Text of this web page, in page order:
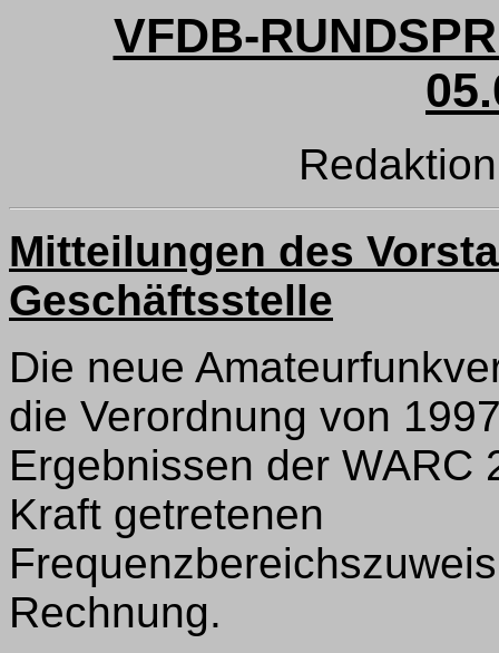
VFDB-
Mitteilungen des
Geschäftsstelle
Die neue
die Verordnung von
Ergebnissen der WARC
Kraft getretenen
Rechnung.